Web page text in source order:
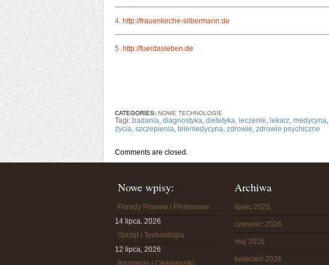
4. http://frauenkirche-silbermann.de
5. http://fuerdasleben.de
CATEGORIES: NOWE TECHNOLOGIE
Tagi: badania, diagnostyka, dietetyka, leczenie, lekarz, medycyna,
życia, szczepienia, telemedycyna, zdrowie, zdrowie psychiczne
Comments are closed.
Nowe wpisy:
Porady Prawne i Finansowe
14 lipca, 2026
Sprzęt i Technologia
12 lipca, 2026
Inspiracje i Ciekawostki
Archiwa
lipiec 2026
czerwiec 2026
maj 2026
kwiecień 2026